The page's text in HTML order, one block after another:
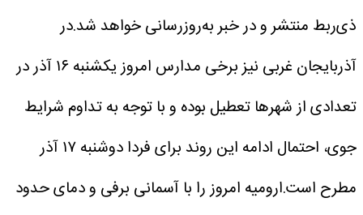
ذی‌ربط منتشر و در خبر به‌روزرسانی خواهد شد.​در
آذربایجان غربی نیز برخی مدارس امروز یکشنبه ۱۶ آذر در
تعدادی از شهرها تعطیل بوده و با توجه به تداوم شرایط
جوی، احتمال ادامه این روند برای فردا دوشنبه ۱۷ آذر
مطرح است.​ارومیه امروز را با آسمانی برفی و دمای حدود